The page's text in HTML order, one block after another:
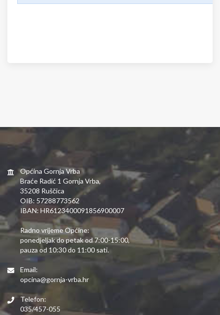
Općina Gornja Vrba
Braće Radić 1 Gornja Vrba,
35208 Ruščica
OIB: 57288773562
IBAN: HR6123400091856900007
Radno vrijeme Općine:
ponedjeljak do petak od 7:00-15:00,
pauza od 10:30 do 11:00 sati.
Email:
opcina@gornja-vrba.hr
Telefon:
035/457-055